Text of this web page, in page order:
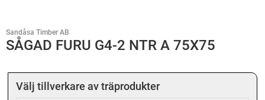
Sandåsa Timber AB
SÅGAD FURU G4-2 NTR A 75X75
Välj tillverkare av träprodukter